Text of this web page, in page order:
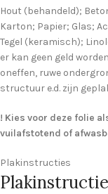
Hout (behandeld);
Karton; Papier; Glas;
Tegel (keramisch);
er kan geen geld
oneffen, ruwe
structuur e.d. zijn
! Kies voor deze folie
vuilafstotend of
Plakinstructies